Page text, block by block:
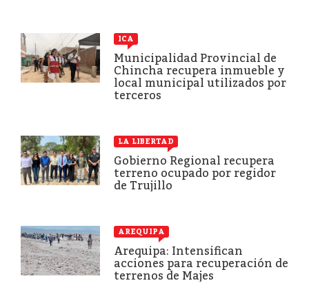
ICA
Municipalidad Provincial de
Chincha recupera inmueble y
local municipal utilizados por
terceros
LA LIBERTAD
Gobierno Regional recupera
terreno ocupado por regidor
de Trujillo
AREQUIPA
Arequipa: Intensifican
acciones para recuperación de
terrenos de Majes